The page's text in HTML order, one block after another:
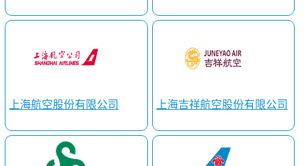
上海航空股份有限公司 上海吉祥航空股份有限公司